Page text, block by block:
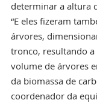
determinar a altura
“E eles fizeram
árvores,
tronco, resultando a
volume de árvores
da biomassa de
coordenador da